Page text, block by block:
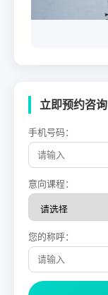
立即预约咨询
手机号码：
意向课程：
您的称呼：